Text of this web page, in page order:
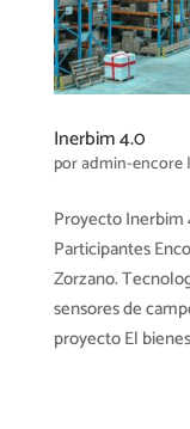
Inerbim 4.0
poradmin-encore|
Proyecto Inerbim
Participantes
Zorzano.
sensores de
proyecto El